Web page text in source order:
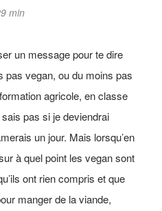
min
un message pour te dire
pas vegan, ou du moins pas
agricole, en classe
pas si je deviendrai
un jour. Mais lorsqu’en
à quel point les vegan sont
ont rien compris et que
manger de la viande,